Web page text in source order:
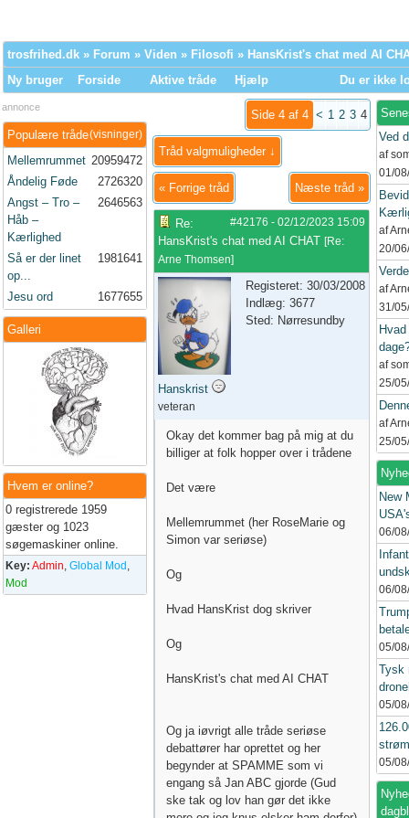
trosfrihed.dk » Forum » Viden » Filosofi » HansKrist's chat med AI
Ny bruger
Forside Aktive tråde Hjælp Du er ikke
annonce
(visninger)
Populære tråde
Mellemrummet 20959472
Åndelig Føde
2726320
Angst – Tro –
Håb –
Kærlighed
2646563
Så er der linet
op...
1981641
Jesu ord 1677655
Galleri
Hvem er online?
0 registrerede 1959
gæster og 1023
søgemaskiner online.
Key: Admin, Global Mod ,
Mod
Side 4 af 4 < 1 2 3 4
Tråd valgmuligheder ↓
« Forrige tråd Næste tråd »
#42176 - 02/12/2023 15:09
Re:
HansKrist's chat med AI CHAT [Re:
Arne Thomsen]
Hanskrist
veteran
Registeret: 30/03/2008
Indlæg: 3677
Sted: Nørresundby
Okay det kommer bag på mig at du
billiger at folk hopper over i trådene
Det være
Mellemrummet (her RoseMarie og
Simon var seriøse)
Og
Hvad HansKrist dog skriver
Og
HansKrist's chat med AI CHAT
Og ja iøvrigt alle tråde seriøse
debattører har oprettet og her
begynder at SPAMME som vi
engang så Jan ABC gjorde (Gud
ske tak og lov han gør det ikke
Ved
af
01/
af
20/
af
31/
af
25/
af
25/
New
06/
06/
05/
Tysk
05/
05/